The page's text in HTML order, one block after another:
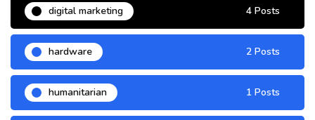
digital marketing 4 Posts
hardware 2 Posts
humanitarian 1 Posts